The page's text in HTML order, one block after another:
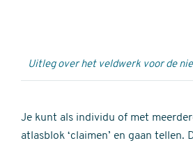
Uitleg over het veldwerk voor de
Je kunt als individu of met
atlasblok ‘claimen’ en gaan tellen.